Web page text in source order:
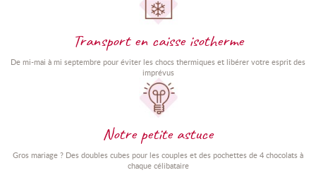
Transport en caisse isotherme
De mi-mai à mi septembre pour éviter les chocs thermiques et libérer votre esprit des
imprévus
Notre petite astuce
Gros mariage ? Des doubles cubes pour les couples et des pochettes de 4 chocolats à
chaque célibataire